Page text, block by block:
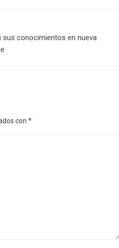
sus conocimientos en nueva
con *